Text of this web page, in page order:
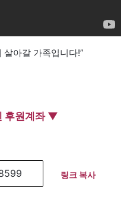
아갈 가족입니다!”
후원계좌 ▼
링크 복사